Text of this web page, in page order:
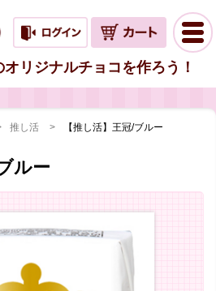
リジナルチョコを作ろう！
推し活 【推し活】王冠/ブルー
ルー